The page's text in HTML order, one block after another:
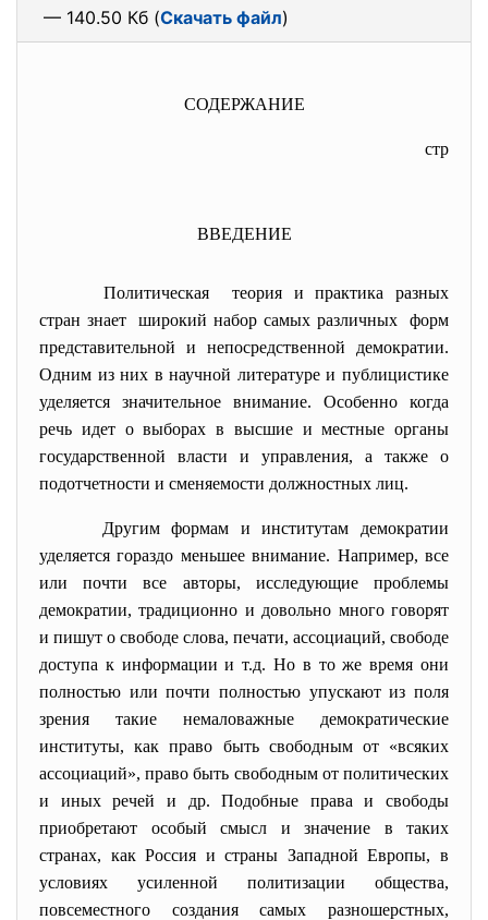
— 140.50 Кб (Скачать файл)
СОДЕРЖАНИЕ
стр
ВВЕДЕНИЕ
Политическая теория и практика разных
стран знает широкий набор самых различных форм
представительной и непосредственной демократии.
Одним из них в научной литературе и публицистике
уделяется значительное внимание. Особенно когда
речь идет о выборах в высшие и местные органы
государственной власти и управления, а также о
подотчетности и сменяемости должностных лиц.
Другим формам и институтам демократии
уделяется гораздо меньшее внимание. Например, все
или почти все авторы, исследующие проблемы
демократии, традиционно и довольно много говорят
и пишут о свободе слова, печати, ассоциаций, свободе
доступа к информации и т.д. Но в то же время они
полностью или почти полностью упускают из поля
зрения такие немаловажные демократические
институты, как право быть свободным от «всяких
ассоциаций», право быть свободным от политических
и иных речей и др. Подобные права и свободы
приобретают особый смысл и значение в таких
странах, как Россия и страны Западной Европы, в
условиях усиленной политизации общества,
повсеместного создания самых разношерстных,